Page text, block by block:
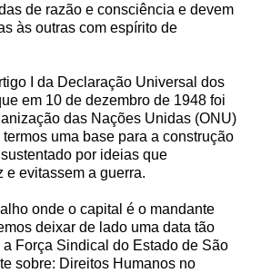
de razão e consciência e devem
às outras com espírito de
I da Declaração Universal dos
em 10 de dezembro de 1948 foi
das Nações Unidas (ONU)
uma base para a construção
por ideias que
e evitassem a guerra.
onde o capital é o mandante
deixar de lado uma data tão
a Força Sindical do Estado de São
sobre: Direitos Humanos no